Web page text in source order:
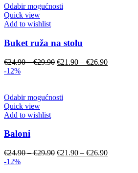
–
Odabir mogućnosti
Quick view
Add to wishlist
Buket ruža na stolu
€24.90–€29.90 Original
–
€21.90 – €26.90Current
-12%
Odabir mogućnosti
Quick view
Add to wishlist
Baloni
€24.90–€29.90 Original
€21.90 – €26.90Current
-12%